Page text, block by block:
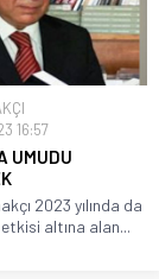
16:57
UMUDU
2023 yılında da
altına alan...